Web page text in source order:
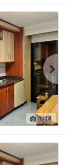
1/14